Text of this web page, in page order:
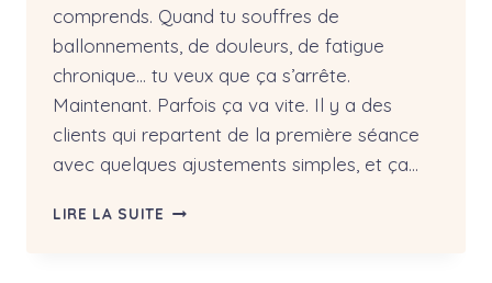
comprends. Quand tu souffres de
ballonnements, de douleurs, de fatigue
chronique… tu veux que ça s’arrête.
Maintenant. Parfois ça va vite. Il y a des
clients qui repartent de la première séance
avec quelques ajustements simples, et ça…
LIRE LA SUITE LES